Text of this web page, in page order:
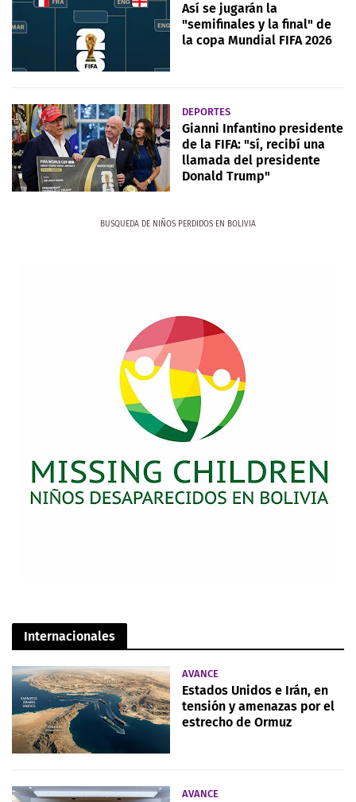
Así se jugarán la
"semifinales y la final" de
la copa Mundial FIFA 2026
DEPORTES
Gianni Infantino presidente
de la FIFA: "sí, recibí una
llamada del presidente
Donald Trump"
BUSQUEDA DE NIÑOS PERDIDOS EN BOLIVIA
Internacionales
AVANCE
Estados Unidos e Irán, en
tensión y amenazas por el
estrecho de Ormuz
AVANCE